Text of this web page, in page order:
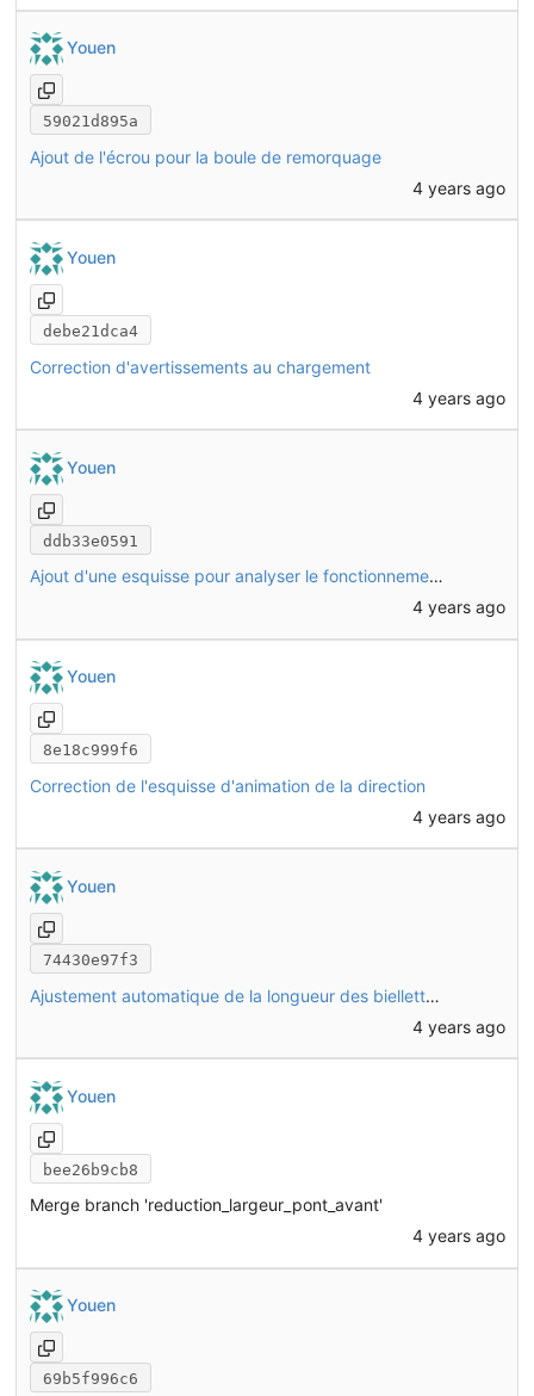
Youen
59021d895a
Ajout de l'écrou pour la boule de remorquage
4 years ago
Youen
debe21dca4
Correction d'avertissements au chargement
4 years ago
Youen
ddb33e0591
Ajout d'une esquisse pour analyser le fonctionnement de la direction
4 years ago
Youen
8e18c999f6
Correction de l'esquisse d'animation de la direction
4 years ago
Youen
74430e97f3
Ajustement automatique de la longueur des biellettes selon l'esquisse direction (dans le fichier du pont avant)
4 years ago
Youen
bee26b9cb8
Merge branch 'reduction_largeur_pont_avant'
4 years ago
Youen
69b5f996c6